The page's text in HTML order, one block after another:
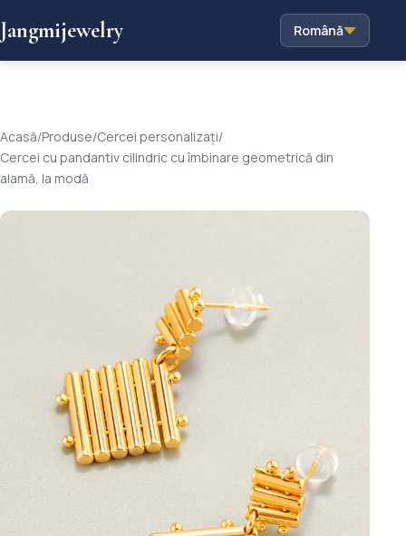
Jangmijewelry Română
Acasă/Produse/Cercei personalizați/
Cercei cu pandantiv cilindric cu îmbinare geometrică din
alamă, la modă